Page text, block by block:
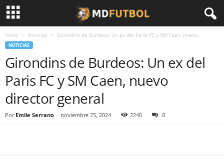
Inicio Noticias Girondins de Burdeos: Un ex del Paris FC y SM Caen, nuevo...
NOTICIAS
Girondins de Burdeos: Un ex del
Paris FC y SM Caen, nuevo
director general
Por Emile Serrano - noviembre 25, 2024 2240 0